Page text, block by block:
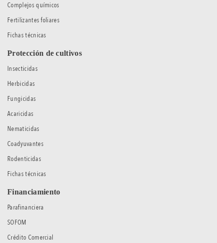
Complejos químicos
Fertilizantes foliares
Fichas técnicas
Protección de cultivos
Insecticidas
Herbicidas
Fungicidas
Acaricidas
Nematicidas
Coadyuvantes
Rodenticidas
Fichas técnicas
Financiamiento
Parafinanciera
SOFOM
Crédito Comercial